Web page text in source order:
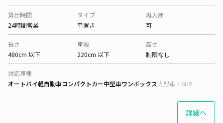
貸出時間
24時間営業
タイプ
平置き
再入庫
可
長さ
480cm 以下
車幅
220cm 以下
高さ
制限なし
対応車種
オートバイ軽自動車コンパクトカー中型車ワンボックス大型車・SUV
詳細へ